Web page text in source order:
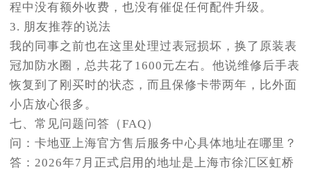
程中没有额外收费，也没有催促任何配件升级。
3. 朋友推荐的说法
我的同事之前也在这里处理过表冠损坏，换了原装表
冠加防水圈，总共花了1600元左右。他说维修后手表
恢复到了刚买时的状态，而且保修卡带两年，比外面
小店放心很多。
七、常见问题问答（FAQ）
问：卡地亚上海官方售后服务中心具体地址在哪里？
答：2026年7月正式启用的地址是上海市徐汇区虹桥